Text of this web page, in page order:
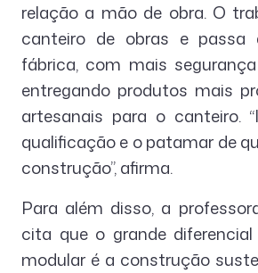
relação a mão de obra. O
canteiro de obras e passa
fábrica, com mais
entregando produtos mais
artesanais para o canteiro.
qualificação e o patamar de
construção”, afirma.
Para além disso, a
cita que o grande
modular é a construção